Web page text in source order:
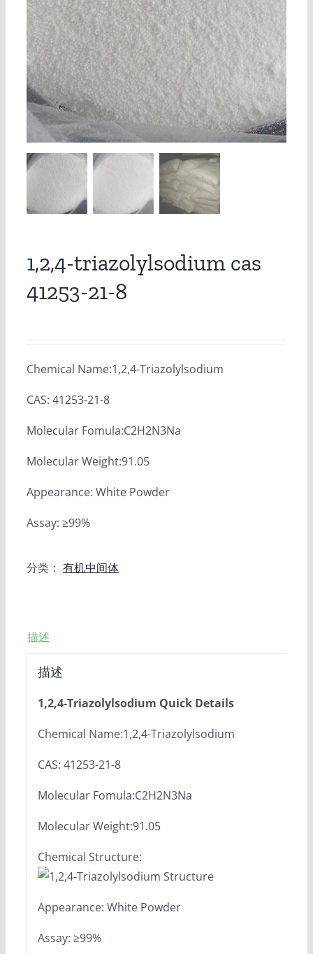
1,2,4-triazolylsodium cas
41253-21-8
Chemical Name:1,2,4-Triazolylsodium
CAS: 41253-21-8
Molecular Fomula:C2H2N3Na
Molecular Weight:91.05
Appearance: White Powder
Assay: ≥99%
分类： 有机中间体
描述
描述
1,2,4-Triazolylsodium Quick Details
Chemical Name:1,2,4-Triazolylsodium
CAS: 41253-21-8
Molecular Fomula:C2H2N3Na
Molecular Weight:91.05
Chemical Structure:
Appearance: White Powder
Assay: ≥99%